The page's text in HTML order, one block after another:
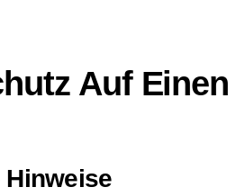
Auf Einen
Hinweise